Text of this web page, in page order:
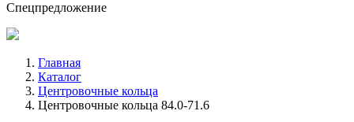
Спецпредложение
Главная
Каталог
Центровочные кольца
Центровочные кольца 84.0-71.6